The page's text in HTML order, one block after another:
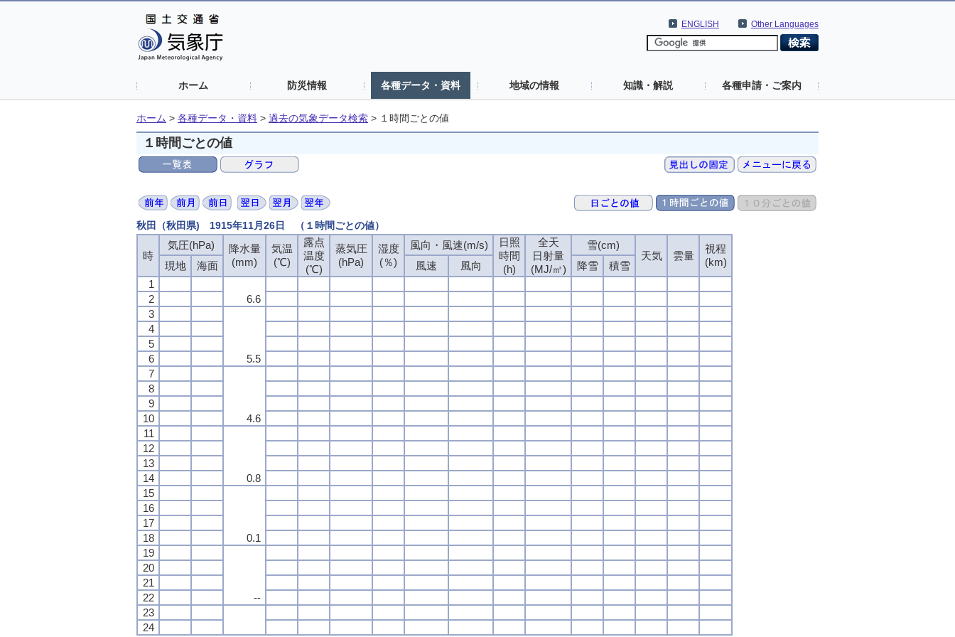
Other Languages
ENGLISH
ホーム 防災情報 各種データ・資料 地域の情報 知識・解説 各種申請・ご案内
ホーム > 各種データ・資料 > 過去の気象データ検索 > １時間ごとの値
１時間ごとの値
秋田（秋田県) 1915年11月26日 （１時間ごとの値）
時
気圧(hPa)
降水量
(mm)
気温
(℃)
露点
温度
(℃)
蒸気圧
(hPa)
湿度
(％)
風向・風速(m/s)
日照
時間
(h)
全天
日射量
(MJ/㎡)
雪(cm)
天気
雲量
視程
(km)
現地 海面 風速 風向 降雪
積雪
1
6.6
2
3
5.5
4
5
6
7
4.6
8
9
10
11
0.8
12
13
14
15
0.1
16
17
18
19
--
20
21
22
23
24